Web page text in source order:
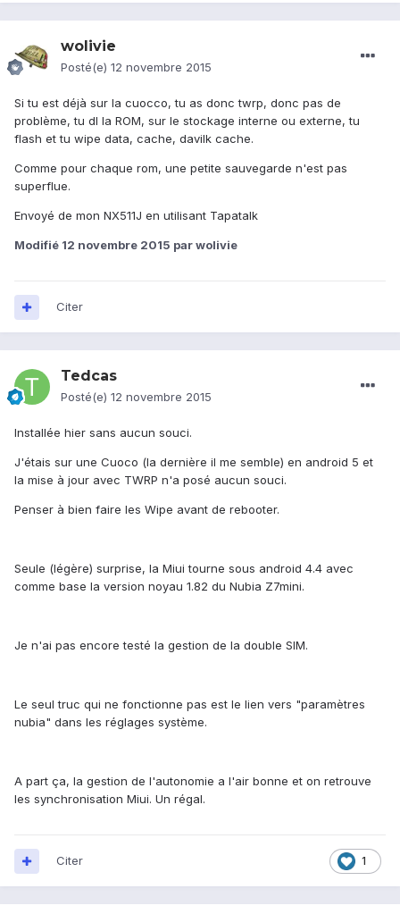
wolivie
Posté(e) 12 novembre 2015
Si tu est déjà sur la cuocco, tu as donc twrp, donc pas de
problème, tu dl la ROM, sur le stockage interne ou externe, tu
flash et tu wipe data, cache, davilk cache.
Comme pour chaque rom, une petite sauvegarde n'est pas
superflue.
Envoyé de mon NX511J en utilisant Tapatalk
Modifié 12 novembre 2015 par wolivie
Citer
Tedcas
Posté(e) 12 novembre 2015
Installée hier sans aucun souci.
J'étais sur une Cuoco (la dernière il me semble) en android 5 et
la mise à jour avec TWRP n'a posé aucun souci.
Penser à bien faire les Wipe avant de rebooter.
Seule (légère) surprise, la Miui tourne sous android 4.4 avec
comme base la version noyau 1.82 du Nubia Z7mini.
Je n'ai pas encore testé la gestion de la double SIM.
Le seul truc qui ne fonctionne pas est le lien vers "paramètres
nubia" dans les réglages système.
A part ça, la gestion de l'autonomie a l'air bonne et on retrouve
les synchronisation Miui. Un régal.
1
Citer